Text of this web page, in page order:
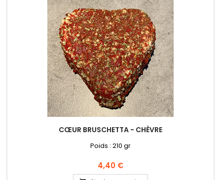
CŒUR BRUSCHETTA - CHÈVRE
Poids : 210 gr
Prix
4,40 €